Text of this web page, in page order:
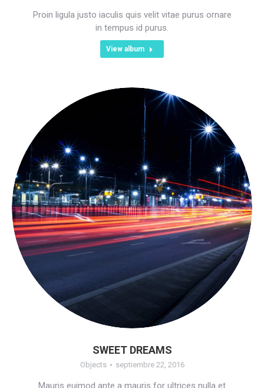
Proin ligula justo iaculis quis velit vitae purus ornare
in tempus id purus.
View album
SWEET DREAMS
Objects septiembre 22, 2016
Mauris euimod ante a mauris for ultrices nulla et